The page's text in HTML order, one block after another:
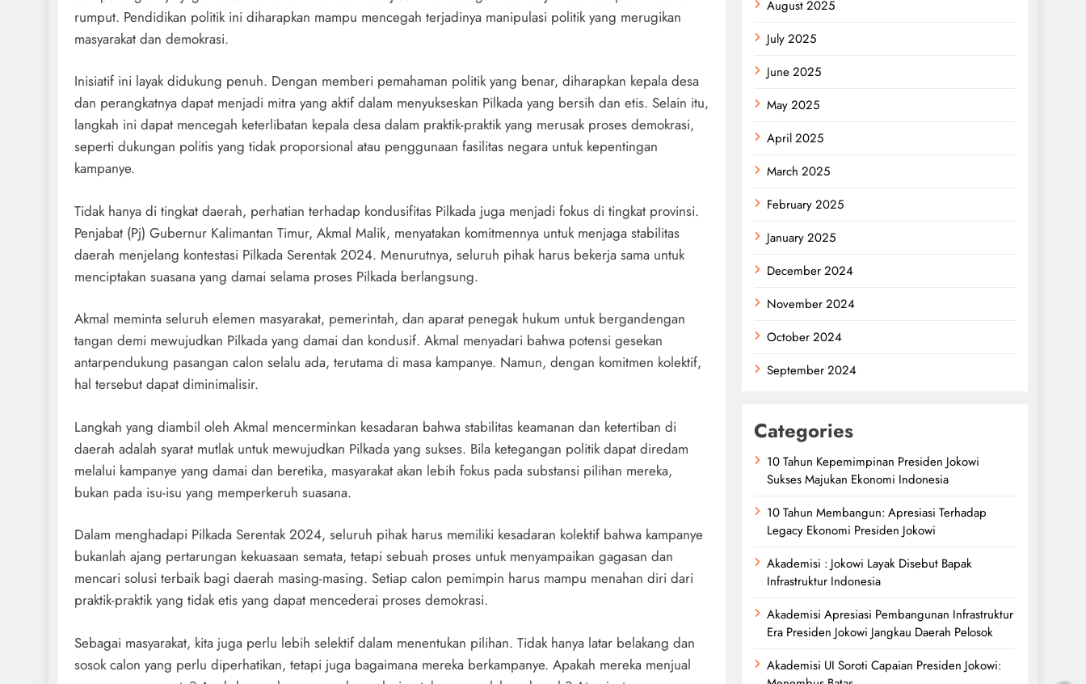
rumput. Pendidikan politik ini diharapkan mampu mencegah terjadinya manipulasi politik yang merugikan
masyarakat dan demokrasi.
Inisiatif ini layak didukung penuh. Dengan memberi pemahaman politik yang benar, diharapkan kepala desa
dan perangkatnya dapat menjadi mitra yang aktif dalam menyukseskan Pilkada yang bersih dan etis. Selain itu,
langkah ini dapat mencegah keterlibatan kepala desa dalam praktik-praktik yang merusak proses demokrasi,
seperti dukungan politis yang tidak proporsional atau penggunaan fasilitas negara untuk kepentingan
kampanye.
Tidak hanya di tingkat daerah, perhatian terhadap kondusifitas Pilkada juga menjadi fokus di tingkat provinsi.
Penjabat (Pj) Gubernur Kalimantan Timur, Akmal Malik, menyatakan komitmennya untuk menjaga stabilitas
daerah menjelang kontestasi Pilkada Serentak 2024. Menurutnya, seluruh pihak harus bekerja sama untuk
menciptakan suasana yang damai selama proses Pilkada berlangsung.
Akmal meminta seluruh elemen masyarakat, pemerintah, dan aparat penegak hukum untuk bergandengan
tangan demi mewujudkan Pilkada yang damai dan kondusif. Akmal menyadari bahwa potensi gesekan
antarpendukung pasangan calon selalu ada, terutama di masa kampanye. Namun, dengan komitmen kolektif,
hal tersebut dapat diminimalisir.
Langkah yang diambil oleh Akmal mencerminkan kesadaran bahwa stabilitas keamanan dan ketertiban di
daerah adalah syarat mutlak untuk mewujudkan Pilkada yang sukses. Bila ketegangan politik dapat diredam
melalui kampanye yang damai dan beretika, masyarakat akan lebih fokus pada substansi pilihan mereka,
bukan pada isu-isu yang memperkeruh suasana.
Dalam menghadapi Pilkada Serentak 2024, seluruh pihak harus memiliki kesadaran kolektif bahwa kampanye
bukanlah ajang pertarungan kekuasaan semata, tetapi sebuah proses untuk menyampaikan gagasan dan
mencari solusi terbaik bagi daerah masing-masing. Setiap calon pemimpin harus mampu menahan diri dari
praktik-praktik yang tidak etis yang dapat mencederai proses demokrasi.
Sebagai masyarakat, kita juga perlu lebih selektif dalam menentukan pilihan. Tidak hanya latar belakang dan
sosok calon yang perlu diperhatikan, tetapi juga bagaimana mereka berkampanye. Apakah mereka menjual
August 2025
July 2025
June 2025
May 2025
April 2025
March 2025
February 2025
January 2025
December 2024
November 2024
October 2024
September 2024
Categories
10 Tahun Kepemimpinan Presiden Jokowi
Sukses Majukan Ekonomi Indonesia
10 Tahun Membangun: Apresiasi Terhadap
Legacy Ekonomi Presiden Jokowi
Akademisi : Jokowi Layak Disebut Bapak
Infrastruktur Indonesia
Akademisi Apresiasi Pembangunan Infrastruktur
Era Presiden Jokowi Jangkau Daerah Pelosok
Akademisi UI Soroti Capaian Presiden Jokowi: